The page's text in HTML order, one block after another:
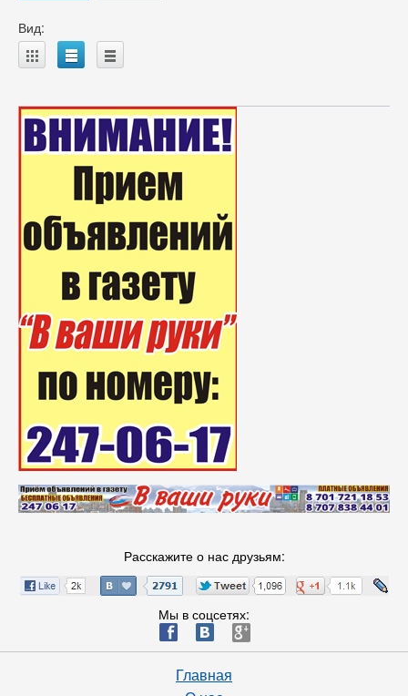
Вид:
A B C
Расскажите о нас друзьям:
Мы в соцсетях:
ä æ è
Главная